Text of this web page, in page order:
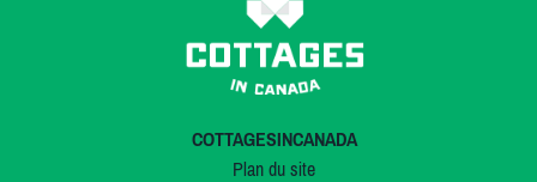
COTTAGESINCANADA
Plan du site